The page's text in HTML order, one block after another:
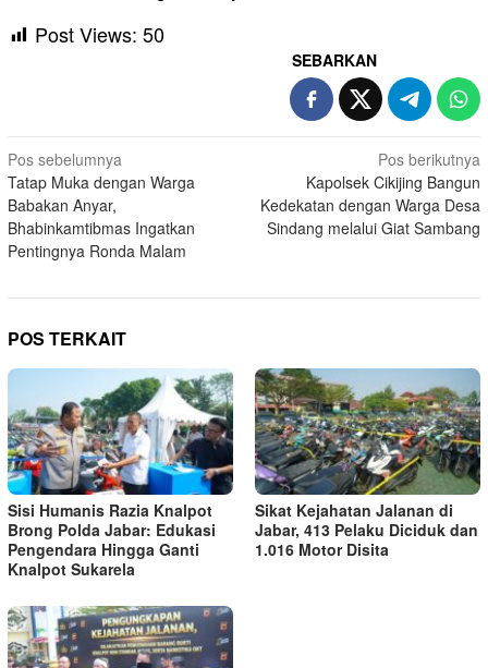
Post Views: 50
SEBARKAN
Navigasi
pos
Pos sebelumnya
Tatap Muka dengan Warga
Babakan Anyar,
Bhabinkamtibmas Ingatkan
Pentingnya Ronda Malam
Pos berikutnya
Kapolsek Cikijing Bangun
Kedekatan dengan Warga Desa
Sindang melalui Giat Sambang
POS TERKAIT
Sisi Humanis Razia Knalpot
Brong Polda Jabar: Edukasi
Pengendara Hingga Ganti
Knalpot Sukarela
Sikat Kejahatan Jalanan di
Jabar, 413 Pelaku Diciduk dan
1.016 Motor Disita